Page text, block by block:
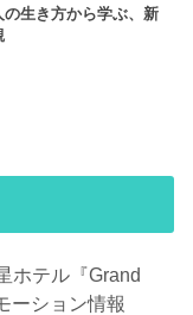
の生き方から学ぶ、新
ホテル『Grand
ーション情報